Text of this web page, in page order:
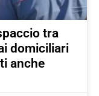
tra
domiciliari
anche